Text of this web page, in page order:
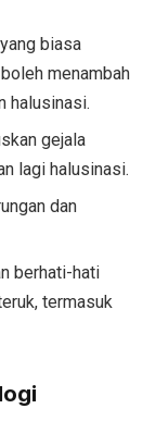
biasa
menambah
halusinasi.
gejala
lagi halusinasi.
dan
berhati-hati
termasuk